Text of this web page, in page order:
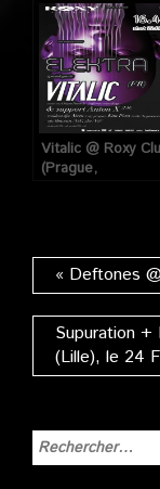
Vitalic @ Roxy
(Prague,
« Deftones
Supuration
(Lille), le 24